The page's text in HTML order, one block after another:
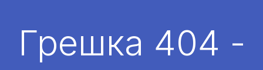
АНГАЖИРАЈ
Грешка 404 -